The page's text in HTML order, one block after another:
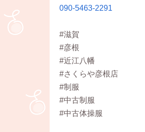
090-5463-2291
#滋賀
#彦根
#近江八幡
#さくらや彦根店
#制服
#中古制服
#中古体操服